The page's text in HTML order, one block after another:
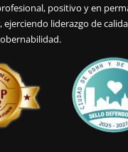
positivo y en
liderazgo de